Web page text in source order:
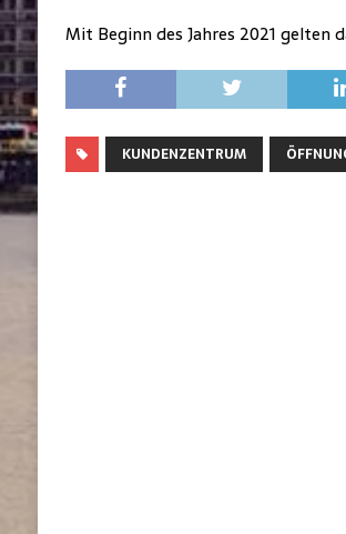
Mit Beginn des Jahres 2021 gelten
KUNDENZENTRUM